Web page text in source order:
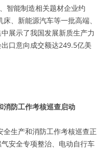
智能制造相关题材企业约
、新能源汽车等一批高端、
展示了我国发展新质生产力
口意向成交额达249.5亿美
消防工作考核巡查启动
生产和消防工作考核巡查正
安全专项整治、电动自行车